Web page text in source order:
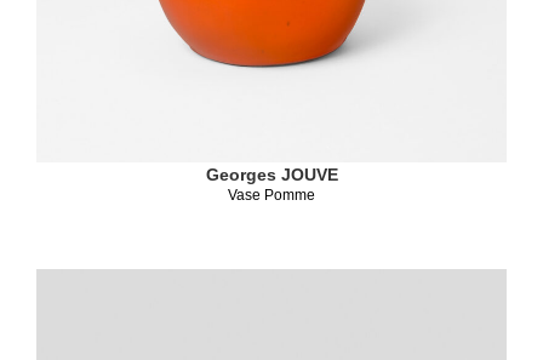
Georges JOUVE
Vase Pomme